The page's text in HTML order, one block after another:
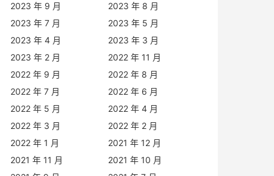
2023 年 9 月
2023 年 8 月
2023 年 7 月
2023 年 5 月
2023 年 4 月
2023 年 3 月
2023 年 2 月
2022 年 11 月
2022 年 9 月
2022 年 8 月
2022 年 7 月
2022 年 6 月
2022 年 5 月
2022 年 4 月
2022 年 3 月
2022 年 2 月
2022 年 1 月
2021 年 12 月
2021 年 11 月
2021 年 10 月